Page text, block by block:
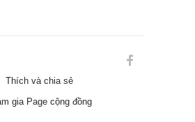
Thích và chia sẻ
gia Page cộng đồng